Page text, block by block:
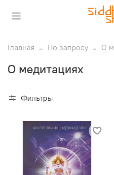
Главная По запросу О
О медитациях
Фильтры